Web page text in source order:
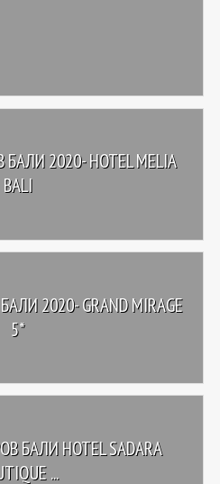
2020- HOTEL MELIA
BALI
2020- GRAND MIRAGE
5*
БАЛИ HOTEL SADARA
...